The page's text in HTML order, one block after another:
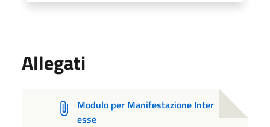
Allegati
Modulo per Manifestazione Inter
esse